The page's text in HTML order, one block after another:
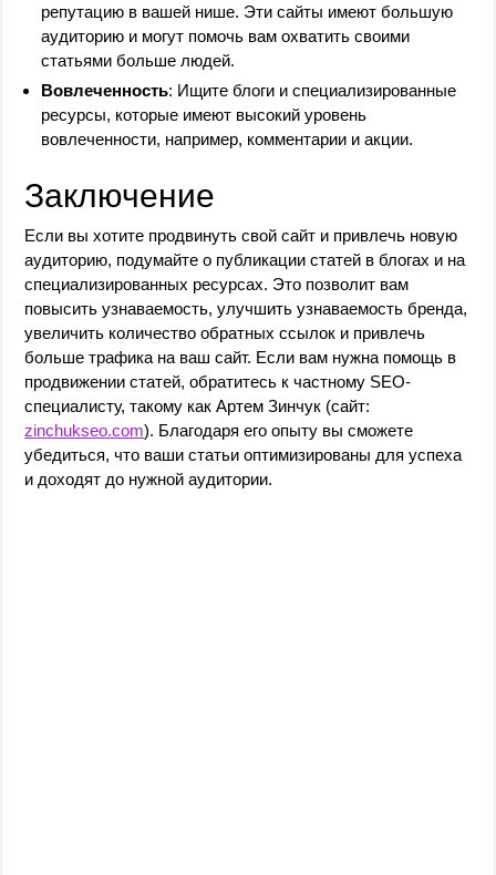
репутацию в вашей нише. Эти сайты имеют большую
аудиторию и могут помочь вам охватить своими
статьями больше людей.
Вовлеченность: Ищите блоги и специализированные
ресурсы, которые имеют высокий уровень
вовлеченности, например, комментарии и акции.
Заключение
Если вы хотите продвинуть свой сайт и привлечь новую
аудиторию, подумайте о публикации статей в блогах и на
специализированных ресурсах. Это позволит вам
повысить узнаваемость, улучшить узнаваемость бренда,
увеличить количество обратных ссылок и привлечь
больше трафика на ваш сайт. Если вам нужна помощь в
продвижении статей, обратитесь к частному SEO-
специалисту, такому как Артем Зинчук (сайт:
zinchukseo.com). Благодаря его опыту вы сможете
убедиться, что ваши статьи оптимизированы для успеха
и доходят до нужной аудитории.